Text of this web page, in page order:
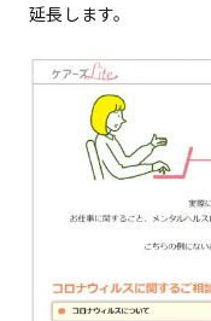
延長します。